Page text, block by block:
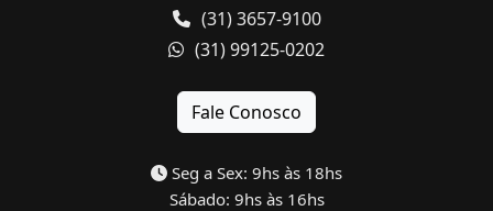
(31) 3657-9100
(31) 99125-0202
Fale Conosco
Seg a Sex: 9hs às 18hs
Sábado: 9hs às 16hs